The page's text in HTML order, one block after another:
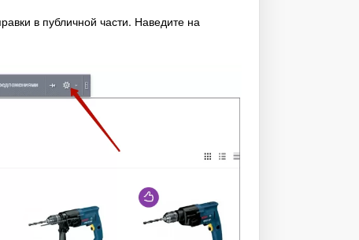
в публичной части. Наведите на